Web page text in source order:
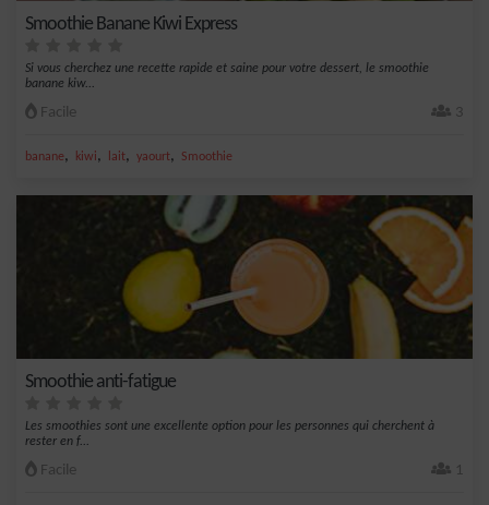
Smoothie Banane Kiwi Express
Si vous cherchez une recette rapide et saine pour votre dessert, le smoothie
banane kiw...
Facile 3
banane, kiwi, lait, yaourt, Smoothie
Smoothie anti-fatigue
Les smoothies sont une excellente option pour les personnes qui cherchent à
rester en f...
Facile 1